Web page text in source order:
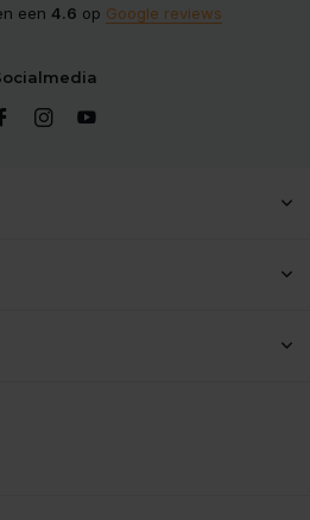
een 4.6 op Google reviews